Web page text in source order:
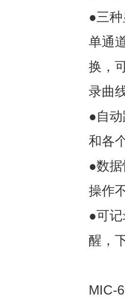
●三
单通
换，
录曲
●自
和各
●数
操作
●可
醒，
MIC-